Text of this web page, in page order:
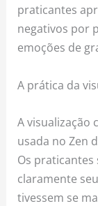
praticantes
negativos por
emoções de
A prática da
A visualização
usada no Zen
Os praticantes
claramente
tivessem se